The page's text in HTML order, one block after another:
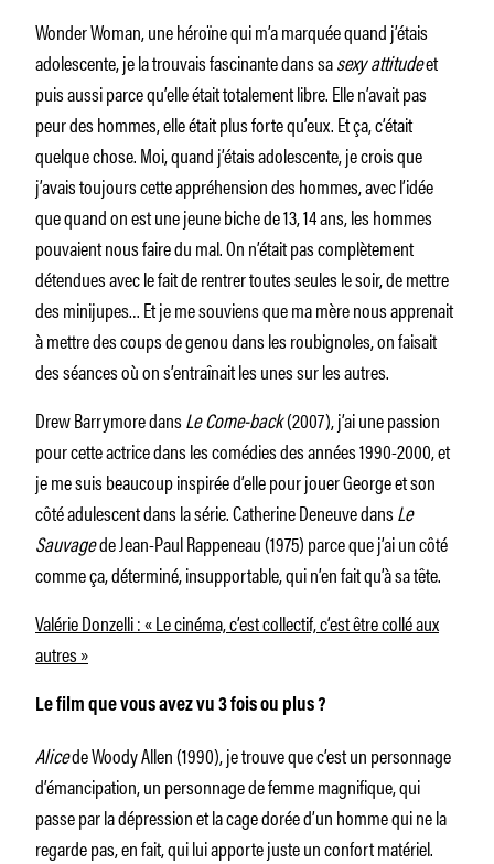
Wonder Woman, une héroïne qui m’a marquée quand j’étais
adolescente, je la trouvais fascinante dans sasexy attitudeet
puis aussi parce qu’elle était totalement libre. Elle n’avait pas
peur des hommes, elle était plus forte qu’eux. Et ça, c’était
quelque chose. Moi, quand j’étais adolescente, je crois que
j’avais toujours cette appréhension des hommes, avec l’idée
que quand on est une jeune biche de 13, 14 ans, les hommes
pouvaient nous faire du mal. On n’était pas complètement
détendues avec le fait de rentrer toutes seules le soir, de mettre
des minijupes… Et je me souviens que ma mère nous apprenait
à mettre des coups de genou dans les roubignoles, on faisait
des séances où on s’entraînait les unes sur les autres.
Drew Barrymore dansLe Come-back(2007), j’ai une passion
pour cette actrice dans les comédies des années 1990-2000, et
je me suis beaucoup inspirée d’elle pour jouer George et son
côté adulescent dans la série. Catherine Deneuve dansLe
Sauvagede Jean-Paul Rappeneau (1975) parce que j’ai un côté
comme ça, déterminé, insupportable, qui n’en fait qu’à sa tête.
Valérie Donzelli : « Le cinéma, c’est collectif, c’est être collé aux
autres »
Le film que vous avez vu 3 fois ou plus ?
Alicede Woody Allen (1990), je trouve que c’est un personnage
d’émancipation, un personnage de femme magnifique, qui
passe par la dépression et la cage dorée d’un homme qui ne la
regarde pas, en fait, qui lui apporte juste un confort matériel.